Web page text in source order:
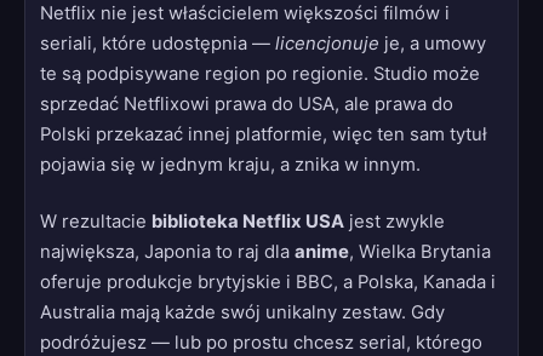
Netflix nie jest właścicielem większości filmów i
seriali, które udostępnia — licencjonuje je, a umowy
te są podpisywane region po regionie. Studio może
sprzedać Netflixowi prawa do USA, ale prawa do
Polski przekazać innej platformie, więc ten sam tytuł
pojawia się w jednym kraju, a znika w innym.
W rezultacie biblioteka Netflix USA jest zwykle
największa, Japonia to raj dla anime, Wielka Brytania
oferuje produkcje brytyjskie i BBC, a Polska, Kanada i
Australia mają każde swój unikalny zestaw. Gdy
podróżujesz — lub po prostu chcesz serial, którego